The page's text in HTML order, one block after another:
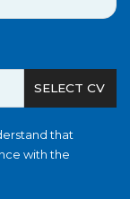
SELECT CV
that
with the